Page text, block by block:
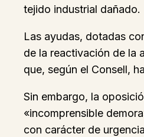
tejido industrial dañado.
Las ayudas, dotadas
de la reactivación de la
que, según el Consell,
Sin embargo, la
«incomprensible
con carácter de